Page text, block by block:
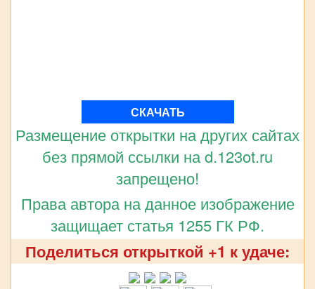
СКАЧАТЬ
Размещение открытки на других сайтах
без прямой ссылки на d.123ot.ru
запрещено!
Права автора на данное изображение
защищает статья 1255 ГК РФ.
Поделиться открыткой +1 к удаче: